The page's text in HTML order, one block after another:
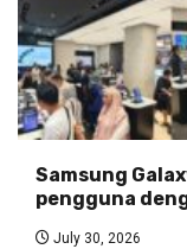
Samsung
pengguna
July 30, 2026